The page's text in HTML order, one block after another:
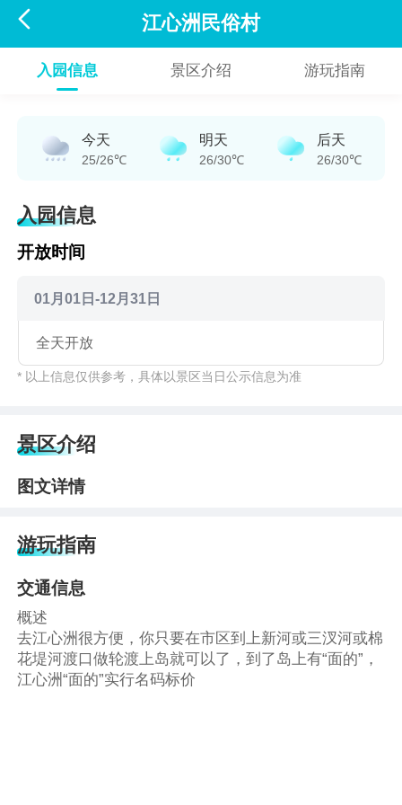
 江心洲民俗村
入园信息 景区介绍 游玩指南
今天
25/26℃
明天
26/30℃
后天
26/30℃
入园信息
开放时间
01月01日-12月31日
全天开放
* 以上信息仅供参考，具体以景区当日公示信息为准
景区介绍
图文详情
游玩指南
交通信息
概述
去江心洲很方便，你只要在市区到上新河或三汊河或棉
花堤河渡口做轮渡上岛就可以了，到了岛上有“面的”，
江心洲“面的”实行名码标价